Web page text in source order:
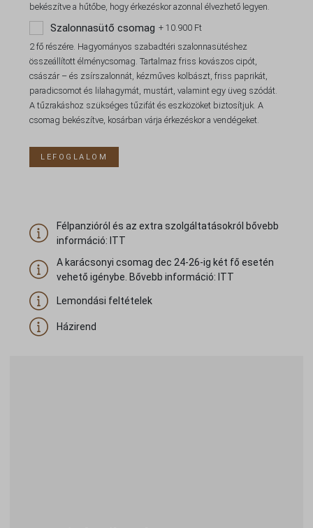
bekészítve a hűtőbe, hogy érkezéskor azonnal élvezhető legyen.
Szalonnasütő csomag + 10.900 Ft
2 fő részére. Hagyományos szabadtéri szalonnasütéshez
összeállított élménycsomag. Tartalmaz friss kovászos cipót,
császár – és zsírszalonnát, kézműves kolbászt, friss paprikát,
paradicsomot és lilahagymát, mustárt, valamint egy üveg szódát.
A tűzrakáshoz szükséges tűzifát és eszközöket biztosítjuk. A
csomag bekészítve, kosárban várja érkezéskor a vendégeket.
LEFOGLALOM
Félpanzióról és az extra szolgáltatásokról bővebb
információ: ITT
A karácsonyi csomag dec 24-26-ig két fő esetén
vehető igénybe. Bővebb információ: ITT
Lemondási feltételek
Házirend